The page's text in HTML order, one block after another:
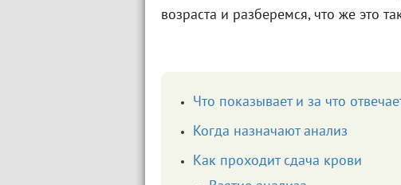
возраста и разберемся, что же это
Что показывает и за что
Когда назначают анализ
Как проходит сдача крови